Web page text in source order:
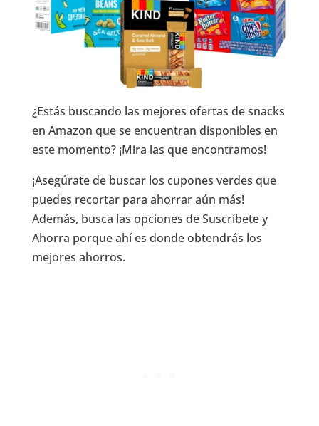
¿Estás buscando las mejores ofertas de snacks
en Amazon que se encuentran disponibles en
este momento? ¡Mira las que encontramos!
¡Asegúrate de buscar los cupones verdes que
puedes recortar para ahorrar aún más!
Además, busca las opciones de Suscríbete y
Ahorra porque ahí es donde obtendrás los
mejores ahorros.